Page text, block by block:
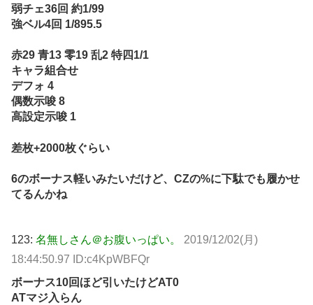
弱チェ36回 約1/99
強ベル4回 1/895.5
赤29 青13 零19 乱2 特四1/1
キャラ組合せ
デフォ 4
偶数示唆 8
高設定示唆 1
差枚+2000枚ぐらい
6のボーナス軽いみたいだけど、CZの%に下駄でも履かせ
てるんかね
123: 名無しさん＠お腹いっぱい。
2019/12/02(月)
18:44:50.97 ID:c4KpWBFQr
ボーナス10回ほど引いたけどAT0
ATマジ入らん